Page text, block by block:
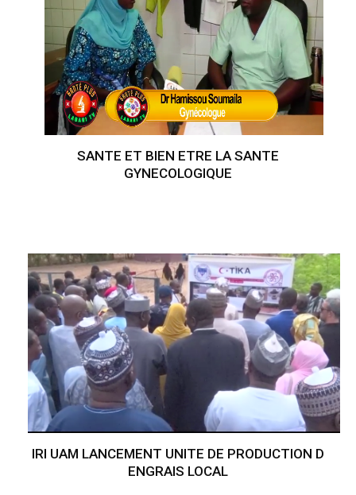
SANTE ET BIEN ETRE LA SANTE
GYNECOLOGIQUE
IRI UAM LANCEMENT UNITE DE PRODUCTION D
ENGRAIS LOCAL